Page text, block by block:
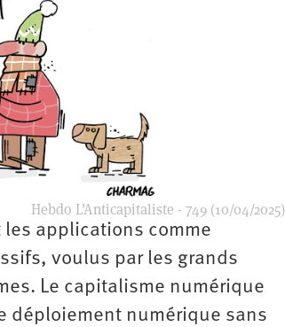
Hebdo L’Anticapitaliste - 749 (10/04/2025)
applications comme
voulus par les grands
Le capitalisme numérique
déploiement numérique sans